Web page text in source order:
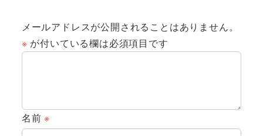
メールアドレスが公開されることはありません。
※ が付いている欄は必須項目です
名前※